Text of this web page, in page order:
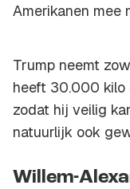
Amerikanen mee
Trump neemt
heeft 30.000 kilo
zodat hij veilig
natuurlijk ook
Willem-